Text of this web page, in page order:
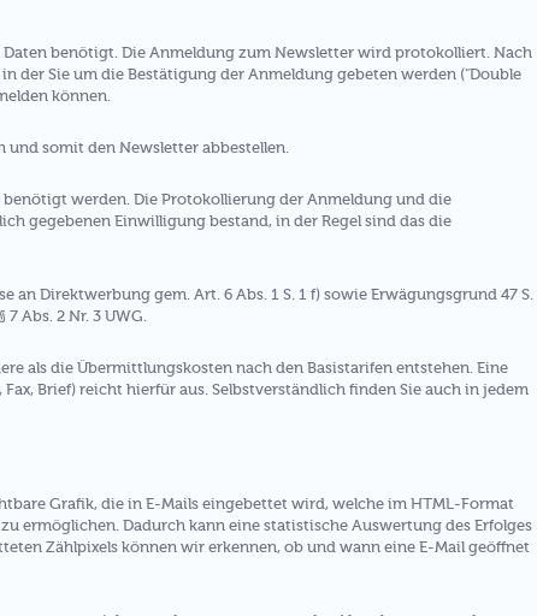
benötigt. Die Anmeldung zum Newsletter wird protokolliert. Nach
der Sie um die Bestätigung der Anmeldung gebeten werden ("Double
können.
somit den Newsletter abbestellen.
werden. Die Protokollierung der Anmeldung und die
gegebenen Einwilligung bestand, in der Regel sind das die
Direktwerbung gem. Art. 6 Abs. 1 S. 1 f) sowie Erwägungsgrund 47 S.
Abs. 2 Nr. 3 UWG.
als die Übermittlungskosten nach den Basistarifen entstehen. Eine
Brief) reicht hierfür aus. Selbstverständlich finden Sie auch in jedem
Grafik, die in E-Mails eingebettet wird, welche im HTML-Format
ermöglichen. Dadurch kann eine statistische Auswertung des Erfolges
Zählpixels können wir erkennen, ob und wann eine E-Mail geöffnet